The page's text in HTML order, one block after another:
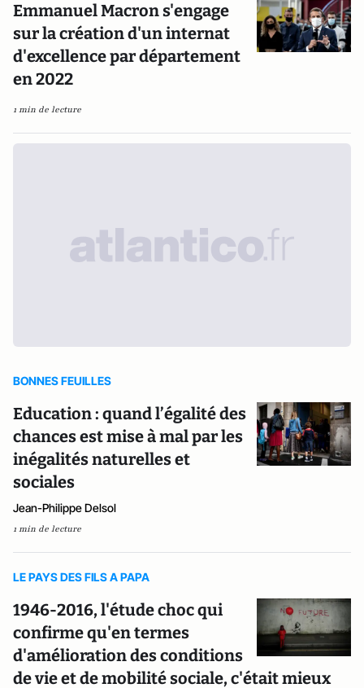
Emmanuel Macron s'engage
sur la création d'un internat
d'excellence par département
en 2022
1 min de lecture
BONNES FEUILLES
Education : quand l’égalité des
chances est mise à mal par les
inégalités naturelles et
sociales
Jean-Philippe Delsol
1 min de lecture
LE PAYS DES FILS A PAPA
1946-2016, l'étude choc qui
confirme qu'en termes
d'amélioration des conditions
de vie et de mobilité sociale, c'était mieux